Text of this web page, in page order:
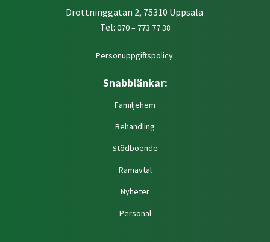
Drottninggatan 2, 75310 Uppsala
Tel: 070 – 773 77 38
Personuppgiftspolicy
Snabblänkar:
Familjehem
Behandling
Stödboende
Ramavtal
Nyheter
Personal